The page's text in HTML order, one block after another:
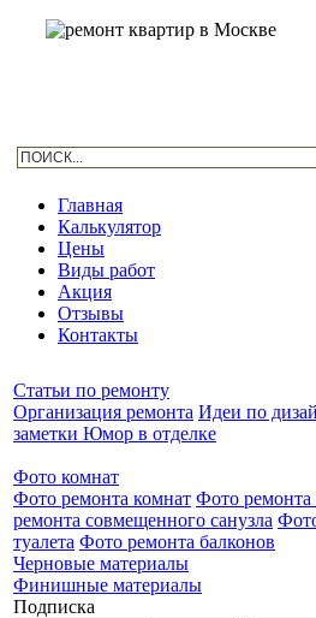
Главная
Калькулятор
Цены
Виды работ
Акция
Отзывы
Контакты
Статьи по ремонту
Организация ремонта Идеи по
заметки Юмор в отделке
Фото комнат
Фото ремонта комнат Фото ремонта
ремонта совмещенного санузла
туалета Фото ремонта балконов
Черновые материалы
Финишные материалы
Подписка